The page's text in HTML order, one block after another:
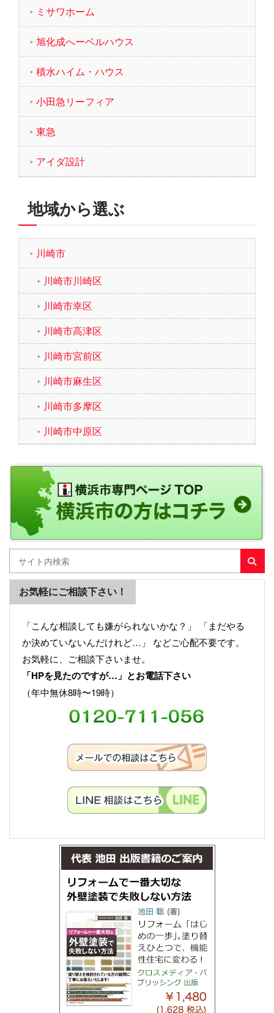
ミサワホーム
旭化成へーベルハウス
積水ハイム・ハウス
小田急リーフィア
東急
アイダ設計
地域から選ぶ
川崎市
川崎市川崎区
川崎市幸区
川崎市高津区
川崎市宮前区
川崎市麻生区
川崎市多摩区
川崎市中原区
お気軽にご相談下さい！
「こんな相談しても嫌がられないかな？」 「まだやる
か決めていないんだけれど…」 などご心配不要です。
お気軽に、ご相談下さいませ。
「HPを見たのですが…」とお電話下さい
（年中無休8時〜19時）